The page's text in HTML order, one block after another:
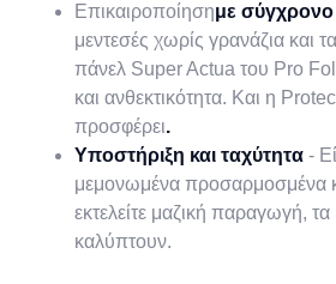
‍Επικαιροποίησημε
μεντεσές χωρίς γρανάζια και
πάνελ Super Actua του Pro
και ανθεκτικότητα. Και η
προσφέρει.‍
Υποστήριξη και ταχύτητα -
μεμονωμένα προσαρμοσμένα
εκτελείτε μαζική παραγωγή,
καλύπτουν.